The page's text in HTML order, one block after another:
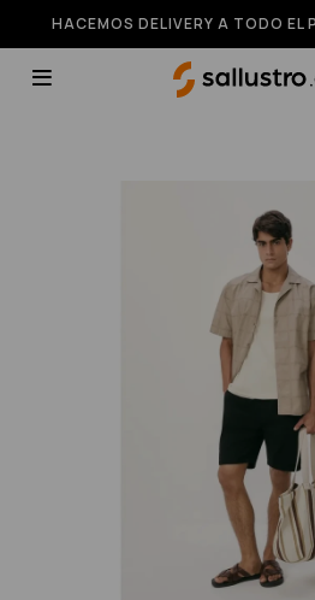
HACEMOS DELIVERY A TODO EL
RUNNING HASTA
